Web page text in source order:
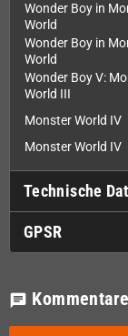
Wonder Boy in
World
Wonder Boy in
World
Wonder Boy V:
World III
Monster World IV
Monster World IV
Technische
GPSR
chat Kommentare